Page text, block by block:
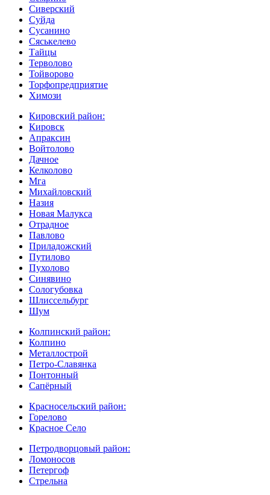
Сиверский
Суйда
Сусанино
Сяськелево
Тайцы
Терволово
Тойворово
Торфопредприятие
Химози
Кировский район:
Кировск
Апраксин
Войтолово
Дачное
Келколово
Мга
Михайловский
Назия
Новая Малукса
Отрадное
Павлово
Приладожский
Путилово
Пухолово
Синявино
Сологубовка
Шлиссельбург
Шум
Колпинский район:
Колпино
Металлострой
Петро-Славянка
Понтонный
Сапёрный
Красносельский район:
Горелово
Красное Село
Петродворцовый район:
Ломоносов
Петергоф
Стрельна